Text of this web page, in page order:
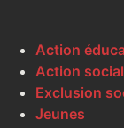
Action
Action
Exclusion
Jeunes